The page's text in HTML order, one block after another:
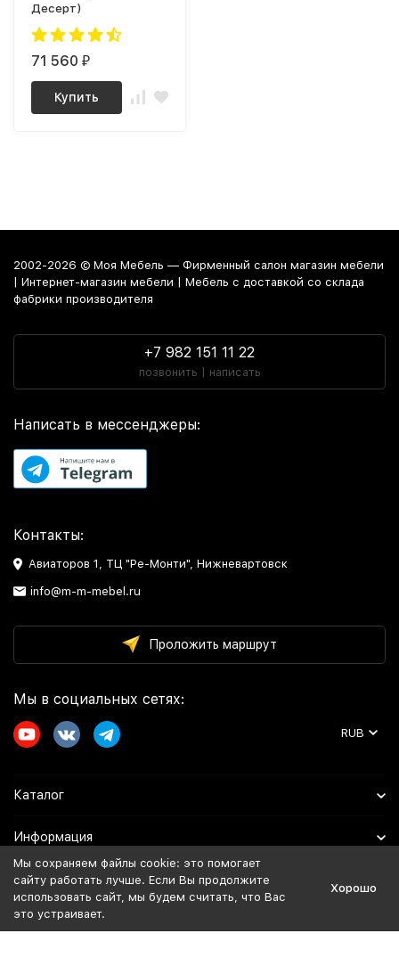
Десерт)
71 560 ₽
Купить
2002-2026 © Моя Мебель — Фирменный салон магазин мебели
| Интернет-магазин мебели | Мебель с доставкой со склада
фабрики производителя
+7 982 151 11 22
позвонить | написать
Написать в мессенджеры:
Контакты:
Авиаторов 1, ТЦ "Ре-Монти", Нижневартовск
info@m-m-mebel.ru
Проложить маршрут
Мы в социальных сетях:
RUB
Каталог
Информация
Помощь
Политика персональных данных
Мы сохраняем файлы cookie: это помогает
сайту работать лучше. Если Вы продолжите
использовать сайт, мы будем считать, что Вас
это устраивает.
Хорошо